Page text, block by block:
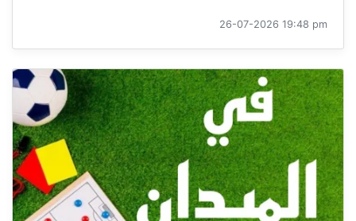
26-07-2026 19:48 pm